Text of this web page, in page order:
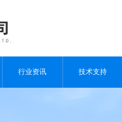
行业资讯 技术支持